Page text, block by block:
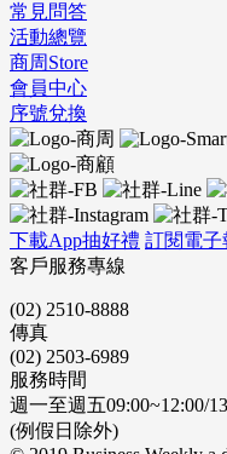
常見問答
活動總覽
商周Store
會員中心
序號兌換
下載App抽好禮 訂閱電子
客戶服務專線
(02) 2510-8888
傳真
(02) 2503-6989
服務時間
週一至週五09:00~12:00/
(例假日除外)